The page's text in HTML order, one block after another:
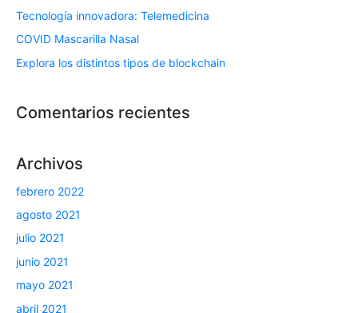
Tecnología innovadora: Telemedicina
COVID Mascarilla Nasal
Explora los distintos tipos de blockchain
Comentarios recientes
Archivos
febrero 2022
agosto 2021
julio 2021
junio 2021
mayo 2021
abril 2021